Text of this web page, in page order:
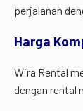
perjalanan
Harga
Wira Rental
dengan rental